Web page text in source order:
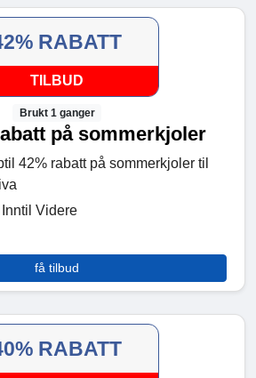
RABATT
TILBUD
Brukt 1 ganger
på sommerkjoler
42% rabatt på sommerkjoler til
Videre
få tilbud
RABATT